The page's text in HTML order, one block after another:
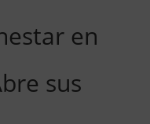
en
sus